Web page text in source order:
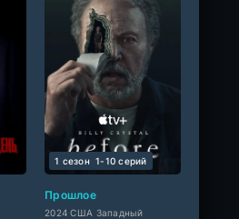
Прошлое
2024 США Западный
1 сезон 1-10 cерий